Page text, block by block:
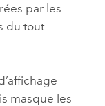
par les
du tout
masque les